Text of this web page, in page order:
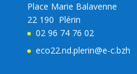
Place Marie Balavenne
22 190 Plérin
02 96 74 76 02
eco22.nd.plerin@e-c.bzh